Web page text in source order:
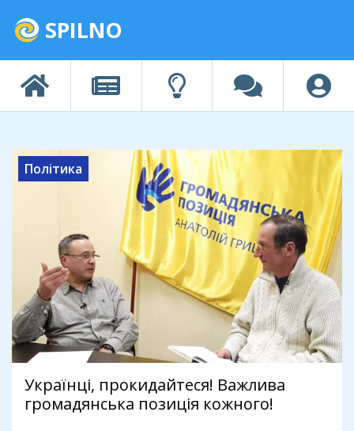
SPILNO
Політика
Українці, прокидайтеся! Важлива
громадянська позиція кожного!